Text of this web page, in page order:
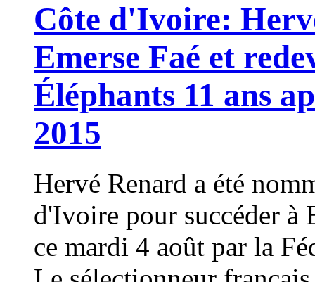
Côte d'Ivoire:
Emerse Faé et
Éléphants 11 ans
2015
Hervé Renard a été
d'Ivoire pour succéder à
ce mardi 4 août par la